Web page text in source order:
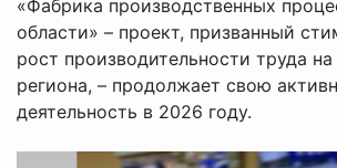
«Фабрика производственных
области» – проект, призванный
рост производительности труда
региона, – продолжает свою
деятельность в 2026 году.